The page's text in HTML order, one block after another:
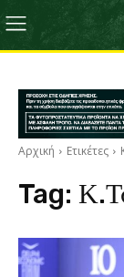
Αρχική Ετικέτες
Tag: